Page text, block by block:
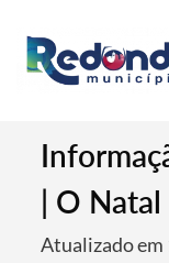
| O
Atualizado